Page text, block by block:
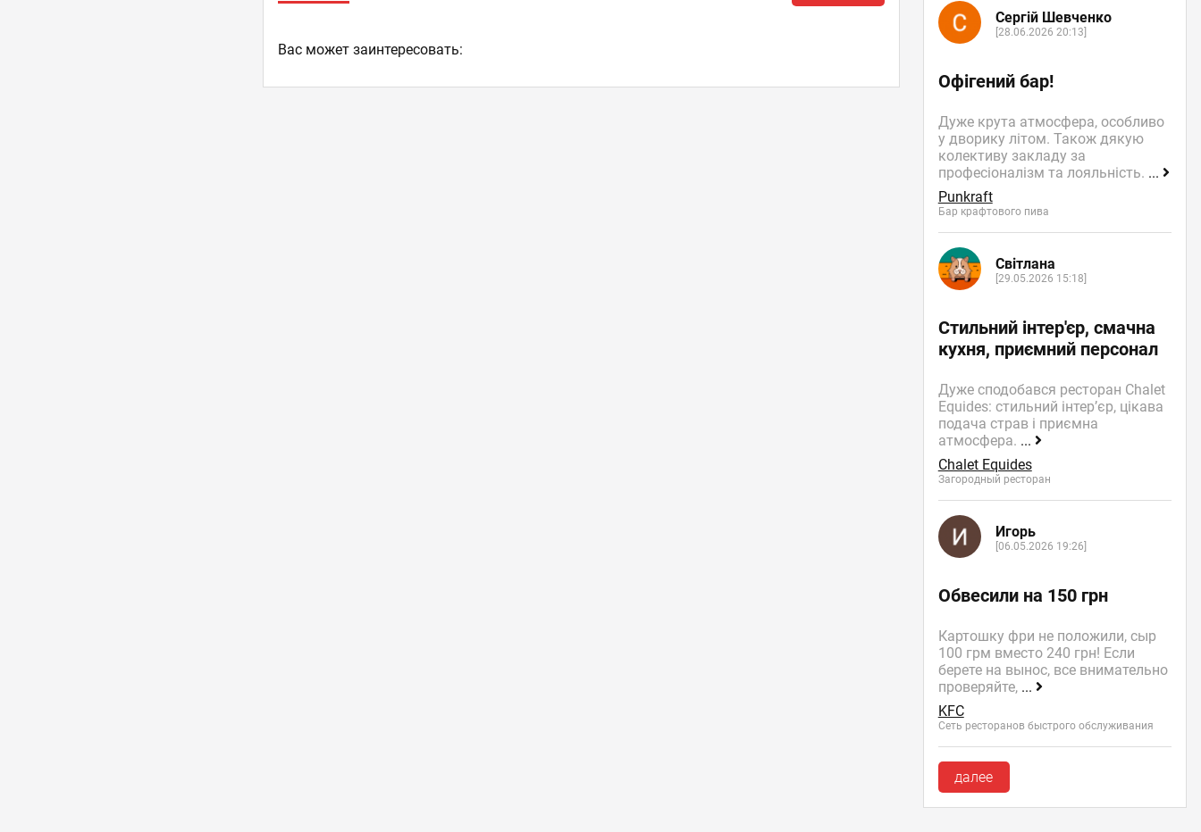
Ваc может заинтересовать:
Сергій Шевченко
[28.06.2026 20:13]
Офігений бар!
Дуже крута атмосфера, особливо
у дворику літом. Також дякую
колективу закладу за
професіоналізм та лояльність. ...
Punkraft
Бар крафтового пива
Світлана
[29.05.2026 15:18]
Стильний інтер'єр, смачна
кухня, приємний персонал
Дуже сподобався ресторан Chalet
Equides: стильний інтер’єр, цікава
подача страв і приємна
атмосфера. ...
Chalet Equides
Загородный ресторан
Игорь
[06.05.2026 19:26]
Обвесили на 150 грн
Картошку фри не положили, сыр
100 грм вместо 240 грн! Если
берете на вынос, все внимательно
проверяйте, ...
KFC
Сеть ресторанов быстрого обслуживания
далее